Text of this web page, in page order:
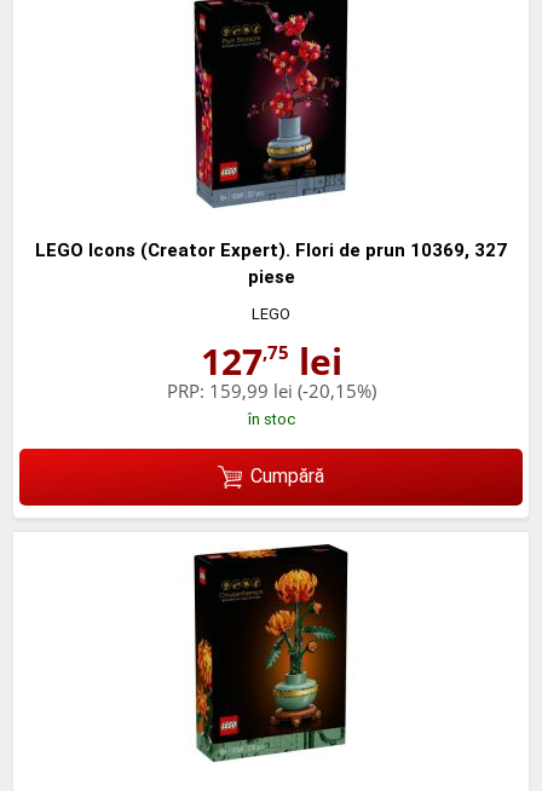
LEGO Icons (Creator Expert). Flori de prun 10369, 327
piese
LEGO
127,75 lei
PRP: 159,99 lei (-20,15%)
în stoc
Cumpără